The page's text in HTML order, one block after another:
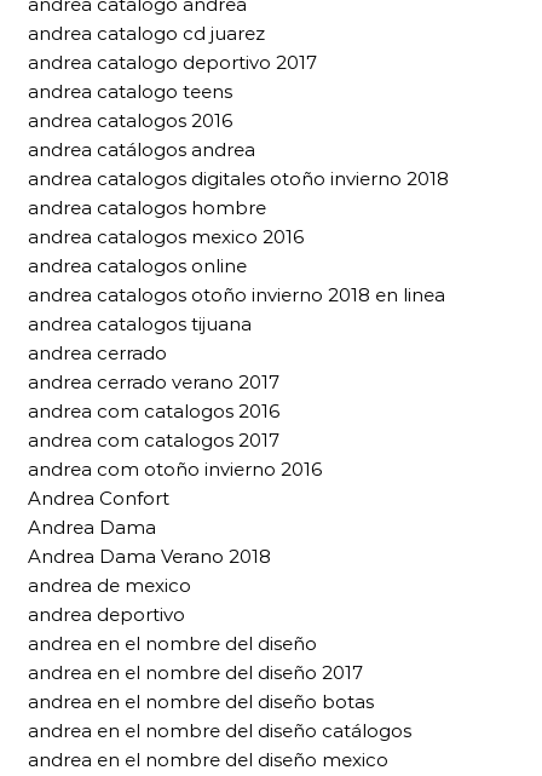
andrea catalogo cd juarez
andrea catalogo deportivo 2017
andrea catalogo teens
andrea catalogos 2016
andrea catálogos andrea
andrea catalogos digitales otoño invierno 2018
andrea catalogos hombre
andrea catalogos mexico 2016
andrea catalogos online
andrea catalogos otoño invierno 2018 en linea
andrea catalogos tijuana
andrea cerrado
andrea cerrado verano 2017
andrea com catalogos 2016
andrea com catalogos 2017
andrea com otoño invierno 2016
Andrea Confort
Andrea Dama
Andrea Dama Verano 2018
andrea de mexico
andrea deportivo
andrea en el nombre del diseño
andrea en el nombre del diseño 2017
andrea en el nombre del diseño botas
andrea en el nombre del diseño catálogos
andrea en el nombre del diseño mexico